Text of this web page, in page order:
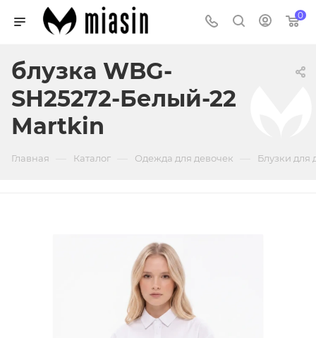
0
блузка WBG-
SH25272-Белый-22
Martkin
Главная Каталог Одежда для девочек Блузки для